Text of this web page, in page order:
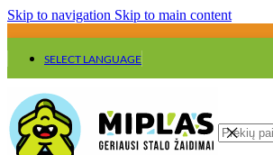
Skip to navigation Skip to main content
SELECT LANGUAGE